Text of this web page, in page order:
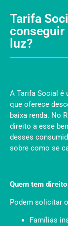
Tarifa
conseguir
luz?
A Tarifa Social é
que oferece
baixa renda. No
direito a esse
desses
sobre como se
Quem tem
Podem solicitar
Famílias